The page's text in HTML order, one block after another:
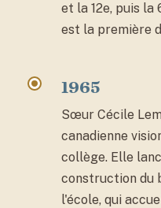
et la 12e, puis la
est la première
1965
Sœur Cécile
canadienne
collège. Elle
construction du
l'école, qui